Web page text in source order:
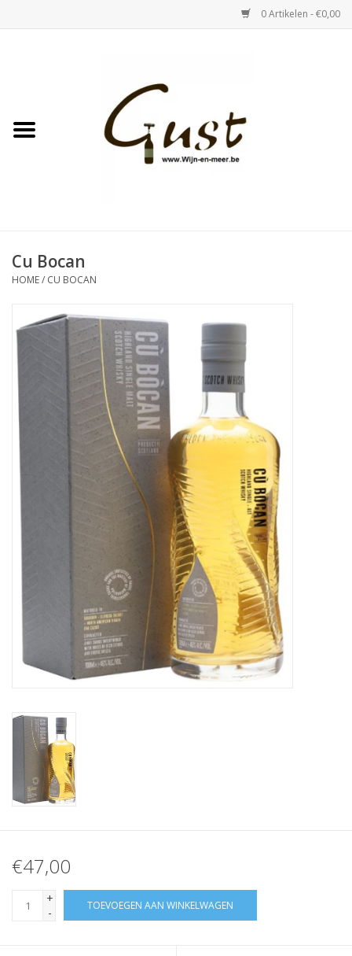
0 Artikelen - €0,00
Witte wijn
Bubbels & Vermout
Tastings & zaalverhuur
Cu Bocan
HOME/ CU BOCAN
€47,00
+
-
TOEVOEGEN AAN WINKELWAGEN